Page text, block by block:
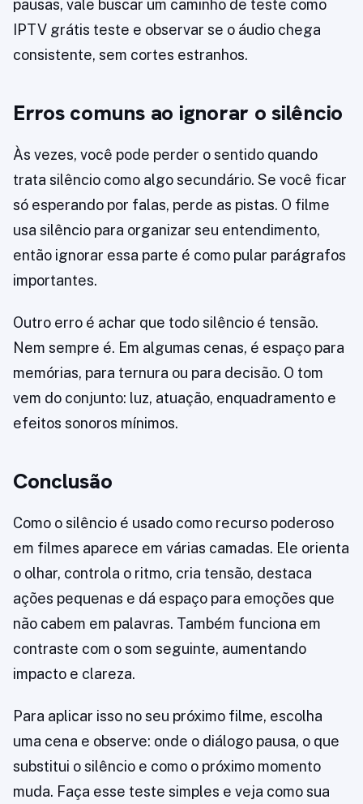
pausas, vale buscar um caminho de teste como
IPTV grátis teste e observar se o áudio chega
consistente, sem cortes estranhos.
Erros comuns ao ignorar o silêncio
Às vezes, você pode perder o sentido quando
trata silêncio como algo secundário. Se você ficar
só esperando por falas, perde as pistas. O filme
usa silêncio para organizar seu entendimento,
então ignorar essa parte é como pular parágrafos
importantes.
Outro erro é achar que todo silêncio é tensão.
Nem sempre é. Em algumas cenas, é espaço para
memórias, para ternura ou para decisão. O tom
vem do conjunto: luz, atuação, enquadramento e
efeitos sonoros mínimos.
Conclusão
Como o silêncio é usado como recurso poderoso
em filmes aparece em várias camadas. Ele orienta
o olhar, controla o ritmo, cria tensão, destaca
ações pequenas e dá espaço para emoções que
não cabem em palavras. Também funciona em
contraste com o som seguinte, aumentando
impacto e clareza.
Para aplicar isso no seu próximo filme, escolha
uma cena e observe: onde o diálogo pausa, o que
substitui o silêncio e como o próximo momento
muda. Faça esse teste simples e veja como sua